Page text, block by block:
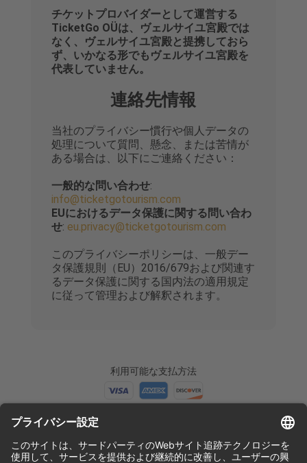
チケットプロバイダーとして運営する
TicketGo OÜは、ヴェルサイユ宮殿では
なく、ヴェルサイユ宮殿と提携しておら
ず、いかなる形でもヴェルサイユ宮殿を
代表していません。
連絡先情報
当社のプライバシー慣行や個人データの
処理について質問、懸念、または苦情が
ある場合は、以下にご連絡ください：
一般的な問い合わせ:
info@ticketgotourism.com
EUにおけるデータ保護に関する問い合わ
せ: eu.privacy@ticketgotourism.com
このプライバシーポリシーは、一般デー
タ保護規則（EU）2016/679および関連す
るデータ保護に関する国内法の適用規定
に従って管理および解釈されます。
利用可能な支払方法